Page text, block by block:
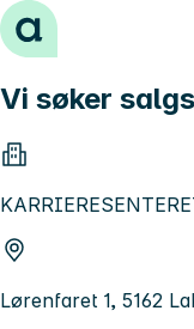
Hopp til innhold
Vi søker
Lørenfaret 1, 5162